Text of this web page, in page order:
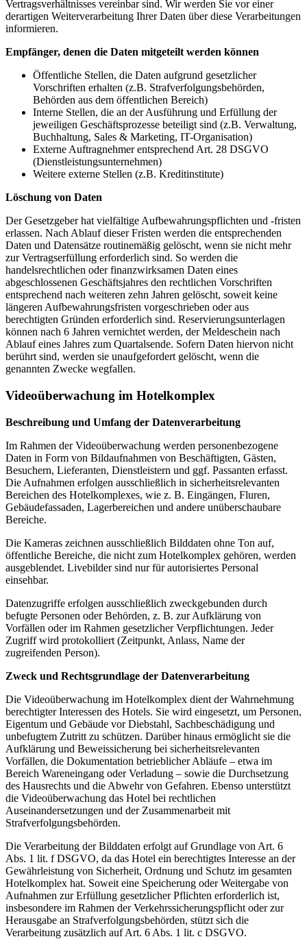
Vertragsverhältnisses vereinbar sind. Wir werden Sie vor einer
derartigen Weiterverarbeitung Ihrer Daten über diese Verarbeitungen
informieren.
Empfänger, denen die Daten mitgeteilt werden können
Öffentliche Stellen, die Daten aufgrund gesetzlicher
Vorschriften erhalten (z.B. Strafverfolgungsbehörden,
Behörden aus dem öffentlichen Bereich)
Interne Stellen, die an der Ausführung und Erfüllung der
jeweiligen Geschäftsprozesse beteiligt sind (z.B. Verwaltung,
Buchhaltung, Sales & Marketing, IT-Organisation)
Externe Auftragnehmer entsprechend Art. 28 DSGVO
(Dienstleistungsunternehmen)
Weitere externe Stellen (z.B. Kreditinstitute)
Löschung von Daten
Der Gesetzgeber hat vielfältige Aufbewahrungspflichten und -fristen
erlassen. Nach Ablauf dieser Fristen werden die entsprechenden
Daten und Datensätze routinemäßig gelöscht, wenn sie nicht mehr
zur Vertragserfüllung erforderlich sind. So werden die
handelsrechtlichen oder finanzwirksamen Daten eines
abgeschlossenen Geschäftsjahres den rechtlichen Vorschriften
entsprechend nach weiteren zehn Jahren gelöscht, soweit keine
längeren Aufbewahrungsfristen vorgeschrieben oder aus
berechtigten Gründen erforderlich sind. Reservierungsunterlagen
können nach 6 Jahren vernichtet werden, der Meldeschein nach
Ablauf eines Jahres zum Quartalsende. Sofern Daten hiervon nicht
berührt sind, werden sie unaufgefordert gelöscht, wenn die
genannten Zwecke wegfallen.
Videoüberwachung im Hotelkomplex
Beschreibung und Umfang der Datenverarbeitung
Im Rahmen der Videoüberwachung werden personenbezogene
Daten in Form von Bildaufnahmen von Beschäftigten, Gästen,
Besuchern, Lieferanten, Dienstleistern und ggf. Passanten erfasst.
Die Aufnahmen erfolgen ausschließlich in sicherheitsrelevanten
Bereichen des Hotelkomplexes, wie z. B. Eingängen, Fluren,
Gebäudefassaden, Lagerbereichen und andere unüberschaubare
Bereiche.
Die Kameras zeichnen ausschließlich Bilddaten ohne Ton auf,
öffentliche Bereiche, die nicht zum Hotelkomplex gehören, werden
ausgeblendet. Livebilder sind nur für autorisiertes Personal
einsehbar.
Datenzugriffe erfolgen ausschließlich zweckgebunden durch
befugte Personen oder Behörden, z. B. zur Aufklärung von
Vorfällen oder im Rahmen gesetzlicher Verpflichtungen. Jeder
Zugriff wird protokolliert (Zeitpunkt, Anlass, Name der
zugreifenden Person).
Zweck und Rechtsgrundlage der Datenverarbeitung
Die Videoüberwachung im Hotelkomplex dient der Wahrnehmung
berechtigter Interessen des Hotels. Sie wird eingesetzt, um Personen,
Eigentum und Gebäude vor Diebstahl, Sachbeschädigung und
unbefugtem Zutritt zu schützen. Darüber hinaus ermöglicht sie die
Aufklärung und Beweissicherung bei sicherheitsrelevanten
Vorfällen, die Dokumentation betrieblicher Abläufe – etwa im
Bereich Wareneingang oder Verladung – sowie die Durchsetzung
des Hausrechts und die Abwehr von Gefahren. Ebenso unterstützt
die Videoüberwachung das Hotel bei rechtlichen
Auseinandersetzungen und der Zusammenarbeit mit
Strafverfolgungsbehörden.
Die Verarbeitung der Bilddaten erfolgt auf Grundlage von Art. 6
Abs. 1 lit. f DSGVO, da das Hotel ein berechtigtes Interesse an der
Gewährleistung von Sicherheit, Ordnung und Schutz im gesamten
Hotelkomplex hat. Soweit eine Speicherung oder Weitergabe von
Aufnahmen zur Erfüllung gesetzlicher Pflichten erforderlich ist,
insbesondere im Rahmen der Verkehrssicherungspflicht oder zur
Herausgabe an Strafverfolgungsbehörden, stützt sich die
Verarbeitung zusätzlich auf Art. 6 Abs. 1 lit. c DSGVO.